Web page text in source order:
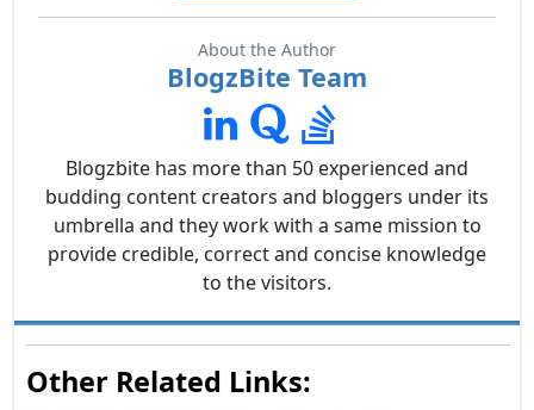
About the Author
BlogzBite Team
Blogzbite has more than 50 experienced and
budding content creators and bloggers under its
umbrella and they work with a same mission to
provide credible, correct and concise knowledge
to the visitors.
Other Related Links: